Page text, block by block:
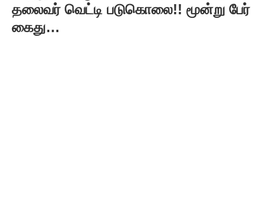
தலைவர் வெட்டி படுகொலை!! மூன்று பேர்
கைது…